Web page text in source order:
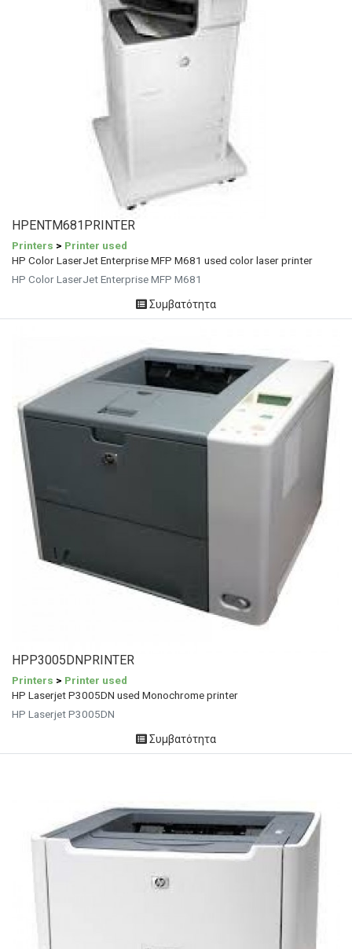
HPENTM681PRINTER
Printers > Printer used
HP Color LaserJet Enterprise MFP M681 used color laser printer
HP Color LaserJet Enterprise MFP M681
Συμβατότητα
HPP3005DNPRINTER
Printers > Printer used
HP Laserjet P3005DN used Monochrome printer
HP Laserjet P3005DN
Συμβατότητα